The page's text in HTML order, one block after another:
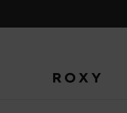
prodotto